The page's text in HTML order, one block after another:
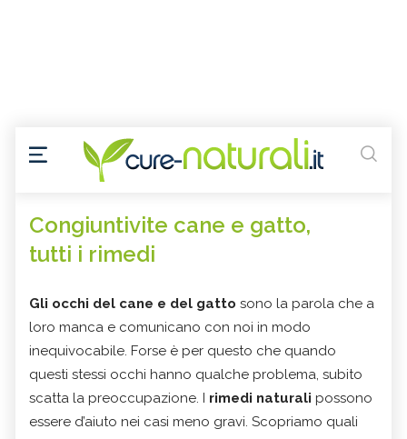
Congiuntivite cane e gatto,
tutti i rimedi
Gli occhi del cane e del gatto sono la parola che a
loro manca e comunicano con noi in modo
inequivocabile. Forse è per questo che quando
questi stessi occhi hanno qualche problema, subito
scatta la preoccupazione. I rimedi naturali possono
essere d’aiuto nei casi meno gravi. Scopriamo quali